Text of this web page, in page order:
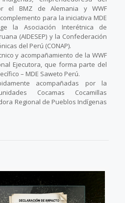
el BMZ de Alemania y WWF
para la iniciativa MDE
la Asociación Interétnica de
(AIDESEP) y la Confederación
del Perú (CONAP).
y acompañamiento de la WWF
Ejecutora, que forma parte del
– MDE Saweto Perú.
acompañadas por la
Cocamas Cocamillas
Regional de Pueblos Indígenas